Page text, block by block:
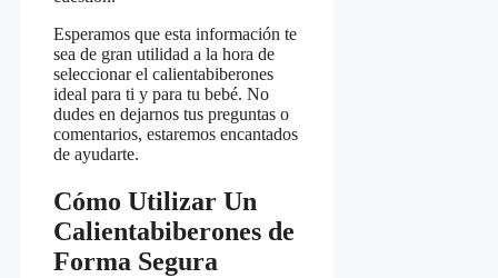
Esperamos que esta información te
sea de gran utilidad a la hora de
seleccionar el calientabiberones
ideal para ti y para tu bebé. No
dudes en dejarnos tus preguntas o
comentarios, estaremos encantados
de ayudarte.
Cómo Utilizar Un
Calientabiberones de
Forma Segura